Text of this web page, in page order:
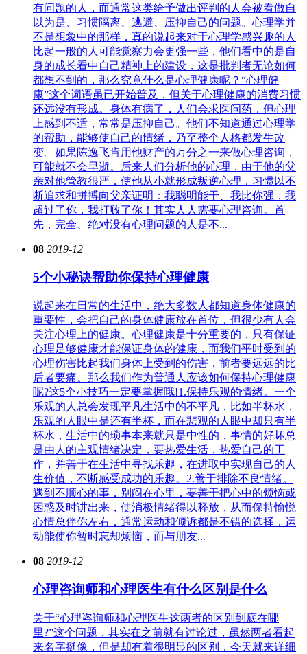
有问题的人，而通常这类给予做出评判的人会被看做自
以为是、习惯隔离、逃避、压抑自己的问题。心理学并
不是想象中的那样，真的说起来对于心理学感兴趣的人
比起一般的人可能觉察力会更强一些，他们看中的是自
身的成长看中自己精神上的建设，这是批判者无论如何
都想不到的，那么究竟什么是心理健康呢？“心理健
康”这个词语虽已开始普及，但关于心理健康的消费习惯
还远没有形成。身体有病了，人们会求医问药，但心理
上感到不适，常常是压抑自己。他们不知道通过心理学
的帮助，能够使自己的情绪，乃至整个人格都发生改
变。如果陈逸飞肯用他财产的万分之一来做心理咨询，
可能就不会早逝。后来人们分析他的心理，由于他的父
亲对他管教很严，使他从小就形成叛逆心理，习惯以不
断追求和拼搏向父亲证明：我聪明能干、我比你强，我
超过了你，我打败了你！其实人人需要心理咨询。首
先，完全、绝对没有心理问题的人是不...
08 2019-12
5个小秘诀帮助你保持心理健康
说起来在日常的生活中，绝大多数人都知道身体健康的
重要性，会把自己的身体健康放在首位，但很少有人会
关注心理上的健康。心理健康是十分重要的，只有保证
心理足够健康才能保证身体的健康，而我们平时受到的
心理伤害比起我们身体上受到的伤害，前者要远远的比
后者要痛。那么我们作为普通人应该如何保持心理健康
呢?这5个小技巧一定要掌握哦!1.保持乐观的情绪。一个
乐观的人总会发现平凡生活中的不平凡，比如半杯水，
乐观的人眼中是还有半杯，而在悲观的人眼中却只有半
杯水，生活中的琐事本来就只是中性的，事情的好坏总
是由人的主观情绪决定，要热爱生活，热爱自己的工
作，并善于在生活中寻找乐趣，在进取中实现自己的人
生价值，不断感受成功的乐趣。2.善于排除不良情绪。
遇到不顺心的事，别闷在心里，要善于把心中的烦恼或
困惑及时讲出来，使消极情绪得以释放，从而保持愉悦
心情总伴你左右，通常运动和倾诉都是不错的选择，运
动能使你暂时忘却烦恼，而与朋友...
08 2019-12
心理咨询师和心理医生有什么区别是什么
关于“心理咨询师和心理医生这两者的区别到底在哪
里?”这个问题，其实在之前就有讨论过，虽然两者看起
来名字挺像，但是却有着很明显的区别，今天就来详细